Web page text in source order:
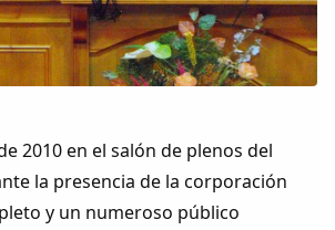
2010 en el salón de plenos del
la presencia de la corporación
y un numeroso público